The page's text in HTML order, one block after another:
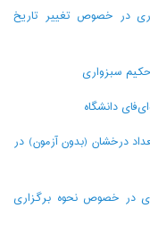
در خصوص تغییر تاریخ
دانشگاه
درخشان (بدون آزمون) در
در خصوص نحوه برگزاری